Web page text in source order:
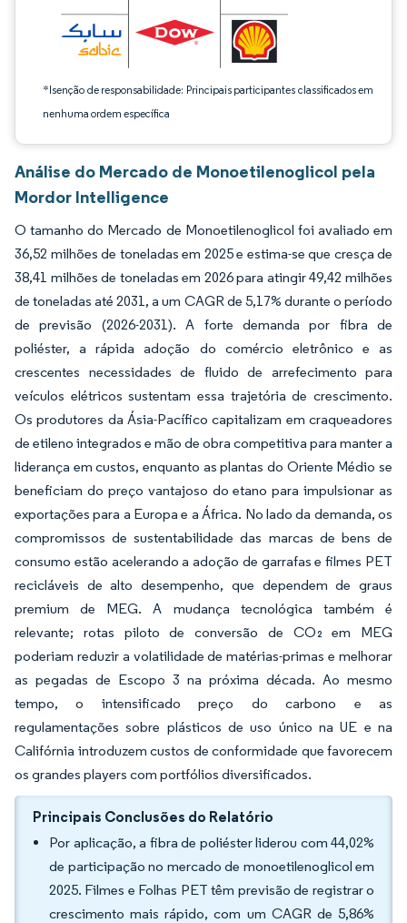
*Isenção de responsabilidade: Principais participantes classificados em
nenhuma ordem específica
Análise do Mercado de Monoetilenoglicol pela
Mordor Intelligence
O tamanho do Mercado de Monoetilenoglicol foi avaliado em
36,52 milhões de toneladas em 2025 e estima-se que cresça de
38,41 milhões de toneladas em 2026 para atingir 49,42 milhões
de toneladas até 2031, a um CAGR de 5,17% durante o período
de previsão (2026-2031). A forte demanda por fibra de
poliéster, a rápida adoção do comércio eletrônico e as
crescentes necessidades de fluido de arrefecimento para
veículos elétricos sustentam essa trajetória de crescimento.
Os produtores da Ásia-Pacífico capitalizam em craqueadores
de etileno integrados e mão de obra competitiva para manter a
liderança em custos, enquanto as plantas do Oriente Médio se
beneficiam do preço vantajoso do etano para impulsionar as
exportações para a Europa e a África. No lado da demanda, os
compromissos de sustentabilidade das marcas de bens de
consumo estão acelerando a adoção de garrafas e filmes PET
recicláveis de alto desempenho, que dependem de graus
premium de MEG. A mudança tecnológica também é
relevante; rotas piloto de conversão de CO₂ em MEG
poderiam reduzir a volatilidade de matérias-primas e melhorar
as pegadas de Escopo 3 na próxima década. Ao mesmo
tempo, o intensificado preço do carbono e as
regulamentações sobre plásticos de uso único na UE e na
Califórnia introduzem custos de conformidade que favorecem
os grandes players com portfólios diversificados.
Principais Conclusões do Relatório
Por aplicação, a fibra de poliéster liderou com 44,02%
de participação no mercado de monoetilenoglicol em
2025. Filmes e Folhas PET têm previsão de registrar o
crescimento mais rápido, com um CAGR de 5,86%